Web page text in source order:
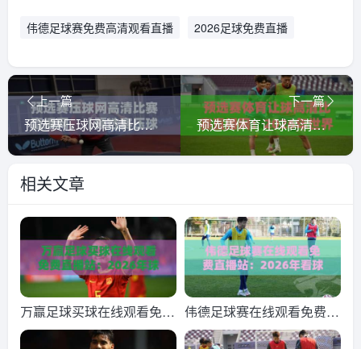
伟德足球赛免费高清观看直播 2026足球免费直播
上一篇
预选赛压球网高清比赛直播网，【预选赛压球网高清比赛直播网】真能让你告别卡顿？
下一篇
预选赛体育让球高清比赛直播网：2026年世界杯预选赛怎么选平台？(关键词+深度测评)
相关文章
万赢足球买球在线观看免费
直播站：2026年球迷观赛
伟德足球赛在线观看免费直
播站：2026年看球新姿